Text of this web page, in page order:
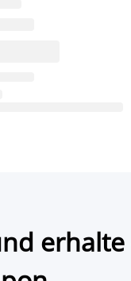
erhalte